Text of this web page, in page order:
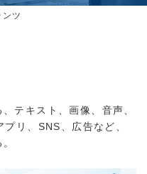
ンツ
テキスト、画像、音声、
リ、SNS、広告など、